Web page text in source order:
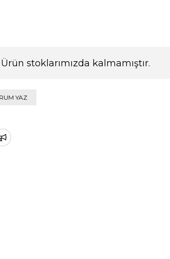
Ürün stoklarımızda kalmamıştır.
YAZ